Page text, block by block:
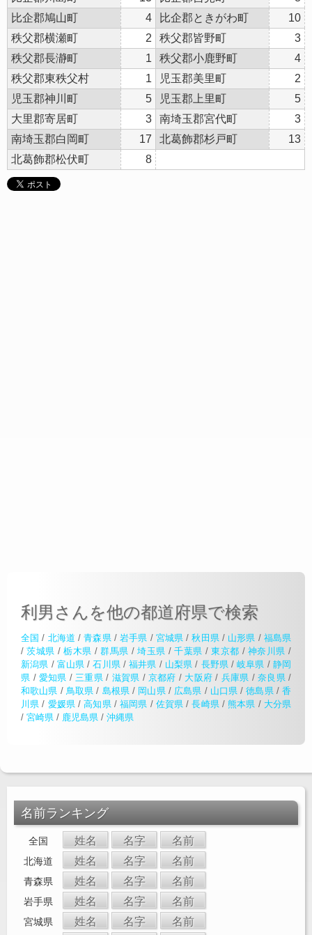
比企郡鳩山町
4 比企郡ときがわ町
10
秩父郡横瀬町
2 秩父郡皆野町
3
秩父郡長瀞町
1 秩父郡小鹿野町
4
秩父郡東秩父村
1 児玉郡美里町
2
児玉郡神川町
5 児玉郡上里町
5
大里郡寄居町
3 南埼玉郡宮代町
3
南埼玉郡白岡町
17 北葛飾郡杉戸町
13
北葛飾郡松伏町
8
利男さんを他の都道府県で検索
全国 / 北海道 /青森県/ 岩手県 / 宮城県 /秋田県/ 山形県 / 福島県
/茨城県 /栃木県 /群馬県 /埼玉県 /千葉県 /東京都 /神奈川県 /
新潟県 / 富山県 /石川県/福井県 / 山梨県 / 長野県/岐阜県 / 静岡
県 / 愛知県 /三重県 / 滋賀県 / 京都府 / 大阪府 / 兵庫県 / 奈良県/
和歌山県 / 鳥取県 / 島根県/ 岡山県/ 広島県 / 山口県 /徳島県/香
川県 / 愛媛県/高知県/ 福岡県 / 佐賀県 /長崎県/熊本県 / 大分県
/ 宮崎県 / 鹿児島県 / 沖縄県
名前ランキング
全国 姓名 名字 名前
北海道 姓名 名字 名前
青森県 姓名 名字 名前
岩手県 姓名 名字 名前
宮城県 姓名 名字 名前